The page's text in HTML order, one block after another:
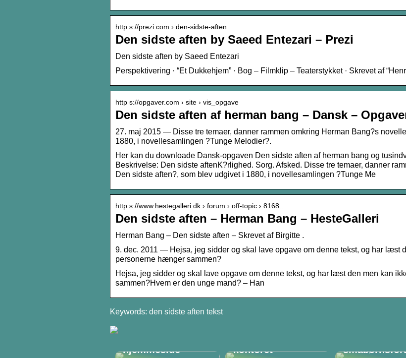
http s://prezi.com › den-sidste-aften
Den sidste aften by Saeed Entezari – Prezi
Den sidste aften by Saeed Entezari
Perspektivering · “Et Dukkehjem” · Bog – Filmklip – Teaterstykket · Skrevet af
http s://opgaver.com › site › vis_opgave
Den sidste aften af herman bang – Dansk –
27. maj 2015 — Disse tre temaer, danner rammen omkring Herman Bang?s
1880, i novellesamlingen ?Tunge Melodier?.
Her kan du downloade Dansk-opgaven Den sidste aften af herman bang og
Beskrivelse: Den sidste aftenK?rlighed. Sorg. Afsked. Disse tre temaer, danner
Den sidste aften?, som blev udgivet i 1880, i novellesamlingen ?Tunge Me
http s://www.hestegalleri.dk › forum › off-topic › 8168…
Den sidste aften – Herman Bang – HesteGalleri
Herman Bang – Den sidste aften – Skrevet af Birgitte .
9. dec. 2011 — Hejsa, jeg sidder og skal lave opgave om denne tekst, og har læst
personerne hænger sammen?
Hejsa, jeg sidder og skal lave opgave om denne tekst, og har læst den men kan
sammen?Hvem er den unge mand? – Han
Keywords: den sidste aften tekst
hjemmeside
kontoret